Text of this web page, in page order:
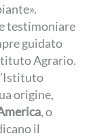
testimoniare
guidato
Agrario.
origine,
, o
il